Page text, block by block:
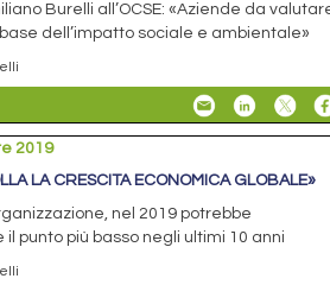
Burelli all’OCSE: «Aziende da
dell’impatto sociale e ambientale»
2019
LA CRESCITA ECONOMICA GLOBALE»
nel 2019 potrebbe
punto più basso negli ultimi 10 anni